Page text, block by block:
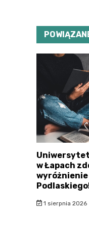
w Łapach
wyróżnienie
1 sierpnia 2026